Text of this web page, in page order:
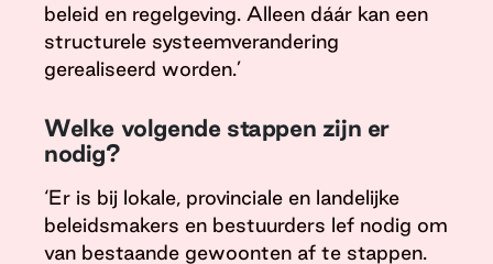
beleid en regelgeving. Alleen dáár kan een
structurele systeemverandering
gerealiseerd worden.’
Welke volgende stappen zijn er
nodig?
‘Er is bij lokale, provinciale en landelijke
beleidsmakers en bestuurders lef nodig om
van bestaande gewoonten af te stappen.